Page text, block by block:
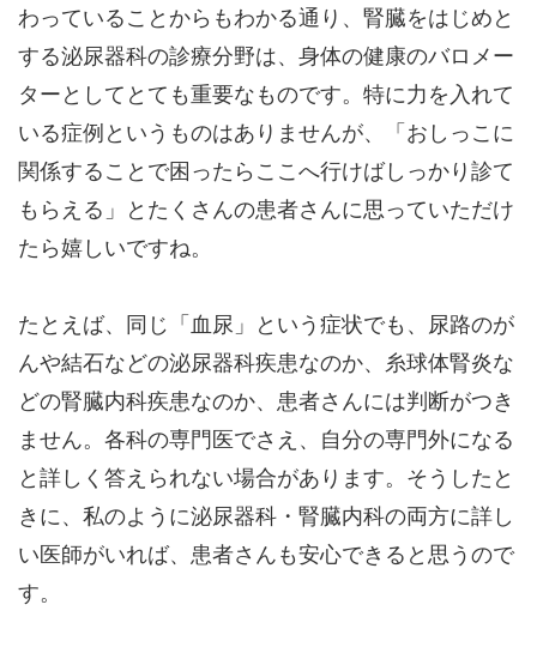
わっていることからもわかる通り、腎臓をはじめと
する泌尿器科の診療分野は、身体の健康のバロメー
ターとしてとても重要なものです。特に力を入れて
いる症例というものはありませんが、「おしっこに
関係することで困ったらここへ行けばしっかり診て
もらえる」とたくさんの患者さんに思っていただけ
たら嬉しいですね。
たとえば、同じ「血尿」という症状でも、尿路のが
んや結石などの泌尿器科疾患なのか、糸球体腎炎な
どの腎臓内科疾患なのか、患者さんには判断がつき
ません。各科の専門医でさえ、自分の専門外になる
と詳しく答えられない場合があります。そうしたと
きに、私のように泌尿器科・腎臓内科の両方に詳し
い医師がいれば、患者さんも安心できると思うので
す。